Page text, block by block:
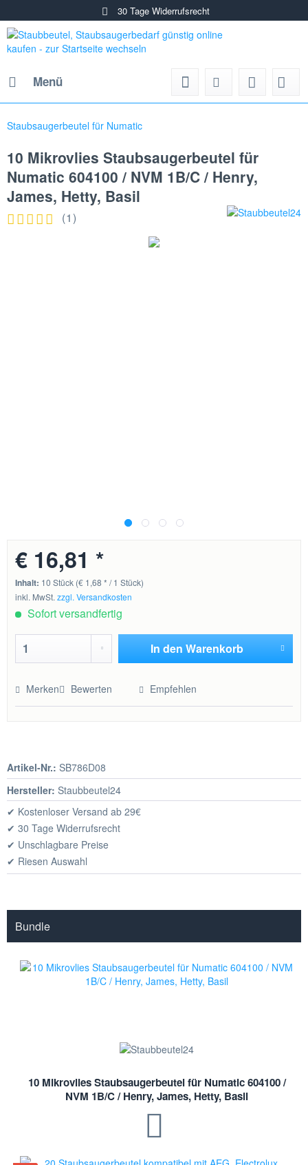
30 Tage Widerrufsrecht
Menü
Staubsaugerbeutel für Numatic
10 Mikrovlies Staubsaugerbeutel für
Numatic 604100 / NVM 1B/C / Henry,
James, Hetty, Basil
(1)
€ 16,81 *
Inhalt: 10 Stück (€ 1,68 * / 1 Stück)
inkl. MwSt.zzgl. Versandkosten
Sofort versandfertig
In den Warenkorb
Merken Bewerten Empfehlen
Artikel-Nr.: SB786D08
Hersteller: Staubbeutel24
✔ Kostenloser Versand ab 29€
✔ 30 Tage Widerrufsrecht
✔ Unschlagbare Preise
✔ Riesen Auswahl
Bundle
10 Mikrovlies Staubsaugerbeutel für Numatic 604100 /
NVM 1B/C / Henry, James, Hetty, Basil